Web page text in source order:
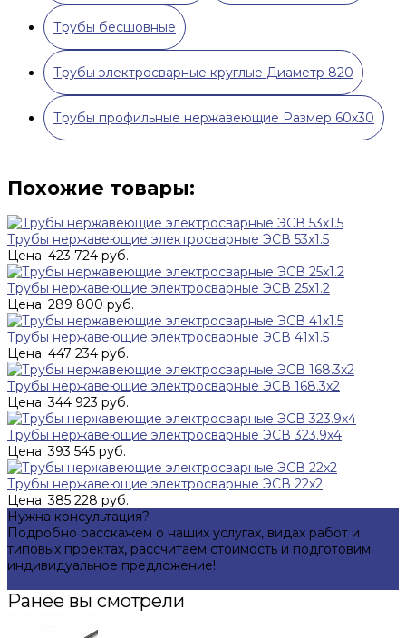
Трубы бесшовные
Трубы электросварные круглые Диаметр 820
Трубы профильные нержавеющие Размер 60х30
Похожие товары:
Трубы нержавеющие электросварные ЭСВ 53x1.5
Цена: 423 724 руб.
Трубы нержавеющие электросварные ЭСВ 25x1.2
Цена: 289 800 руб.
Трубы нержавеющие электросварные ЭСВ 41x1.5
Цена: 447 234 руб.
Трубы нержавеющие электросварные ЭСВ 168.3x2
Цена: 344 923 руб.
Трубы нержавеющие электросварные ЭСВ 323.9x4
Цена: 393 545 руб.
Трубы нержавеющие электросварные ЭСВ 22x2
Цена: 385 228 руб.
Нужна консультация?
Подробно расскажем о наших услугах, видах работ и
типовых проектах, рассчитаем стоимость и подготовим
индивидуальное предложение!
Ранее вы смотрели